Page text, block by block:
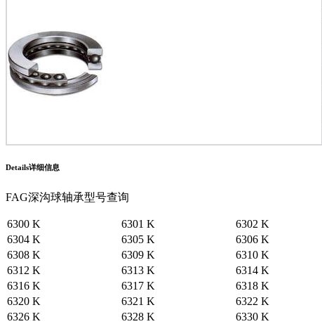
Details详细信息
FAG深沟球轴承型号查询
6300 K 6301 K 6302 K
6304 K
6305 K 6306 K
6308 K
6309 K 6310 K
6312 K
6313 K 6314 K
6316 K
6317 K 6318 K
6320 K
6321 K 6322 K
6326 K
6328 K 6330 K